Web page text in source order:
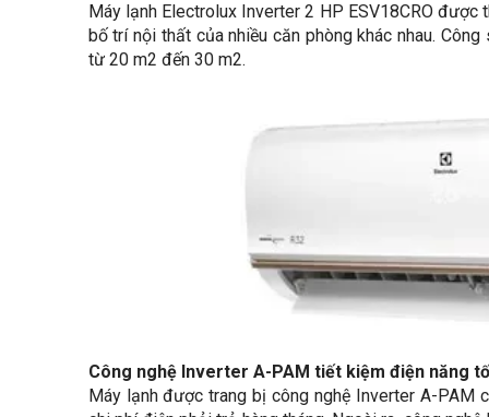
Máy lạnh Electrolux Inverter 2 HP ESV18CRO
bố trí nội thất của nhiều căn phòng khác nhau.
từ 20 m2 đến 30 m2.
Công nghệ Inverter A-PAM tiết kiệm điện năng
Máy lạnh được trang bị công nghệ Inverter A-PAM